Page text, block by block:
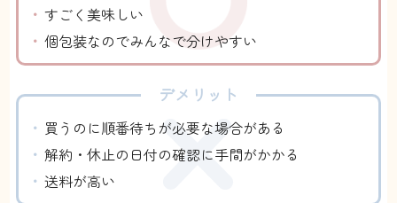
【コスパ】
普段食費にあんまりお金をかけない自分からする
お金厳しいなってときはスキップもできるので、無
【お店の数】
よくわかりません。結構色々な地域のお店から届く
ので、少なくはないのかもしれません。
【レパートリー】
すごく美味しい
個包装なのでみんなで分けやすい
デメリット
買うのに順番待ちが必要な場合がある
解約・休止の日付の確認に手間がかかる
送料が高い